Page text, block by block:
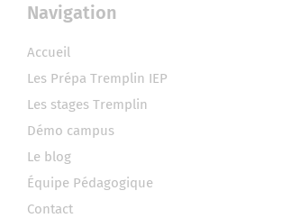
Navigation
Accueil
Les Prépa Tremplin IEP
Les stages Tremplin
Démo campus
Le blog
Équipe Pédagogique
Contact